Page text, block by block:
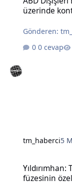
üzerinde
Gönderen:
0 cevap
tm_haberci5
füzesinin